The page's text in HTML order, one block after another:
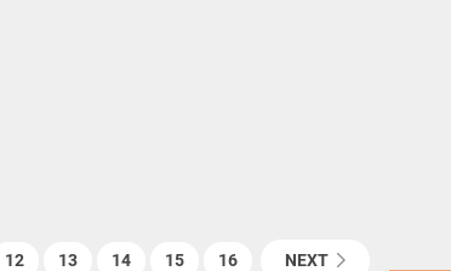
12 13 14 15 16 NEXT